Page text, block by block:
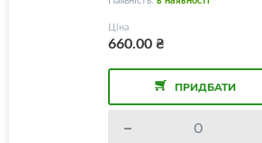
Ціна
660.00₴
ПРИДБАТИ